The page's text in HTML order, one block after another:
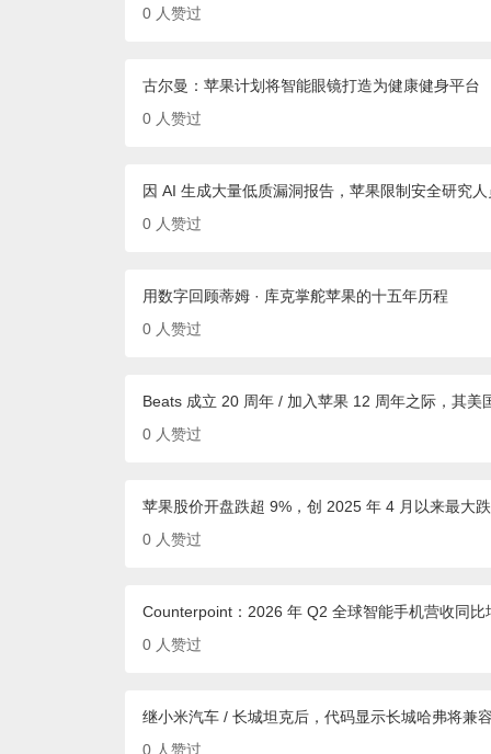
0 人赞过
古尔曼：苹果计划将智能眼镜打造为健康健身平台
0 人赞过
因 AI 生成大量低质漏洞报告，苹果限制安全研究
0 人赞过
用数字回顾蒂姆 · 库克掌舵苹果的十五年历程
0 人赞过
Beats 成立 20 周年 / 加入苹果 12 周年之际，其美
0 人赞过
苹果股价开盘跌超 9%，创 2025 年 4 月以来最大
0 人赞过
Counterpoint：2026 年 Q2 全球智能手机营收同
0 人赞过
继小米汽车 / 长城坦克后，代码显示长城哈弗将兼
0 人赞过